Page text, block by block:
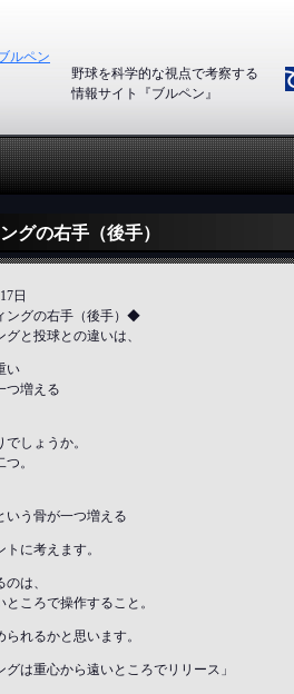
野球を科学的な視点で考察する
情報サイト『ブルペン』
グの右手（後手）
日
ングの右手（後手）◆
グと投球との違いは、
い
つ増える
でしょうか。
。
いう骨が一つ増える
トに考えます。
は、
ところで操作すること。
られるかと思います。
グは重心から遠いところでリリース」